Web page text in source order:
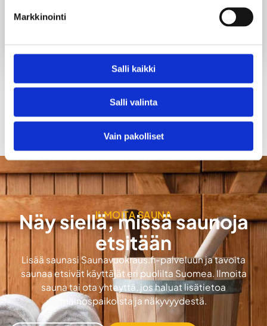
Markkinointi
Salli kaikki
Salli valinta
Vain pakolliset
mahtuu 10–12 henkilöä kerrallaan, ja suuremmat
TAKAISIN SAUNOIHIN
ILMOITA SAUNA
Näy siellä, missä saunoja
etsitään
Lisää saunasi Saunavuokraus.fi-palveluun ja tavoita
saunaa etsivät käyttäjät eri puolilta Suomea. Ilmoita
sauna tai ota yhteyttä, jos haluat lisätietoa
mainospaikoista ja näkyvyydestä.